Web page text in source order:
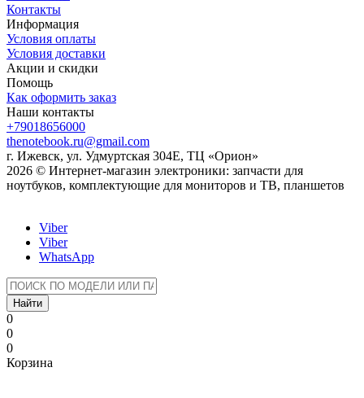
Контакты
Информация
Условия оплаты
Условия доставки
Акции и скидки
Помощь
Как оформить заказ
Наши контакты
+79018656000
thenotebook.ru@gmail.com
г. Ижевск, ул. Удмуртская 304Е, ТЦ «Орион»
2026 © Интернет-магазин электроники: запчасти для
ноутбуков, комплектующие для мониторов и ТВ, планшетов
Viber
Viber
WhatsApp
Найти
0
0
0
Корзина